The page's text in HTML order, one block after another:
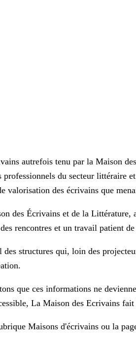
autrefois tenu par la Maison
du secteur littéraire
des écrivains que
des Écrivains et de la
rencontres et un travail patient
structures qui, loin des
que ces informations ne
La Maison des Ecrivains
Maisons d'écrivains ou la